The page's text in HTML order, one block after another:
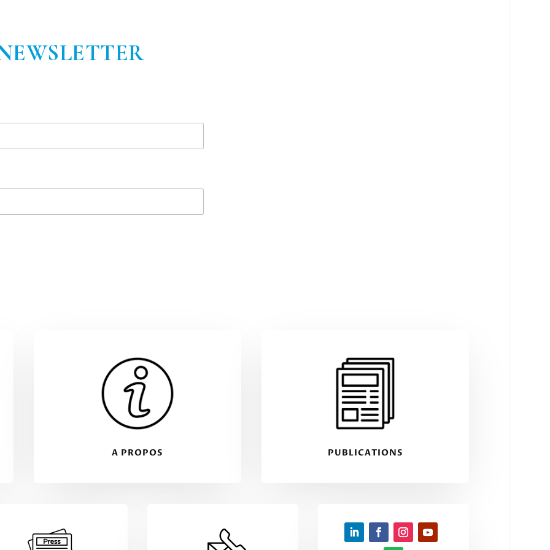
A PROPOS PUBLICATIONS